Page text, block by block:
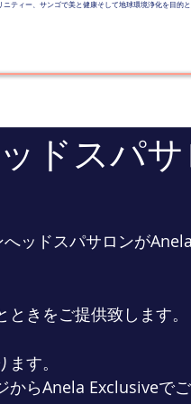
ニティー、サンゴで美と健康そして地球環境浄化
ドスパ
ッドスパサロンが
きをご提供致します。
す。
からAnela Exclusiveで